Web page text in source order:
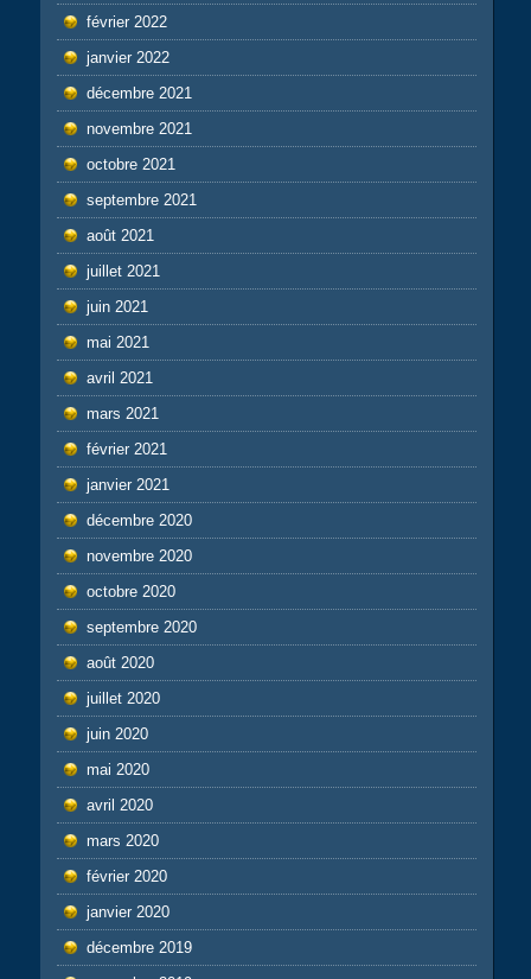
février 2022
janvier 2022
décembre 2021
novembre 2021
octobre 2021
septembre 2021
août 2021
juillet 2021
juin 2021
mai 2021
avril 2021
mars 2021
février 2021
janvier 2021
décembre 2020
novembre 2020
octobre 2020
septembre 2020
août 2020
juillet 2020
juin 2020
mai 2020
avril 2020
mars 2020
février 2020
janvier 2020
décembre 2019